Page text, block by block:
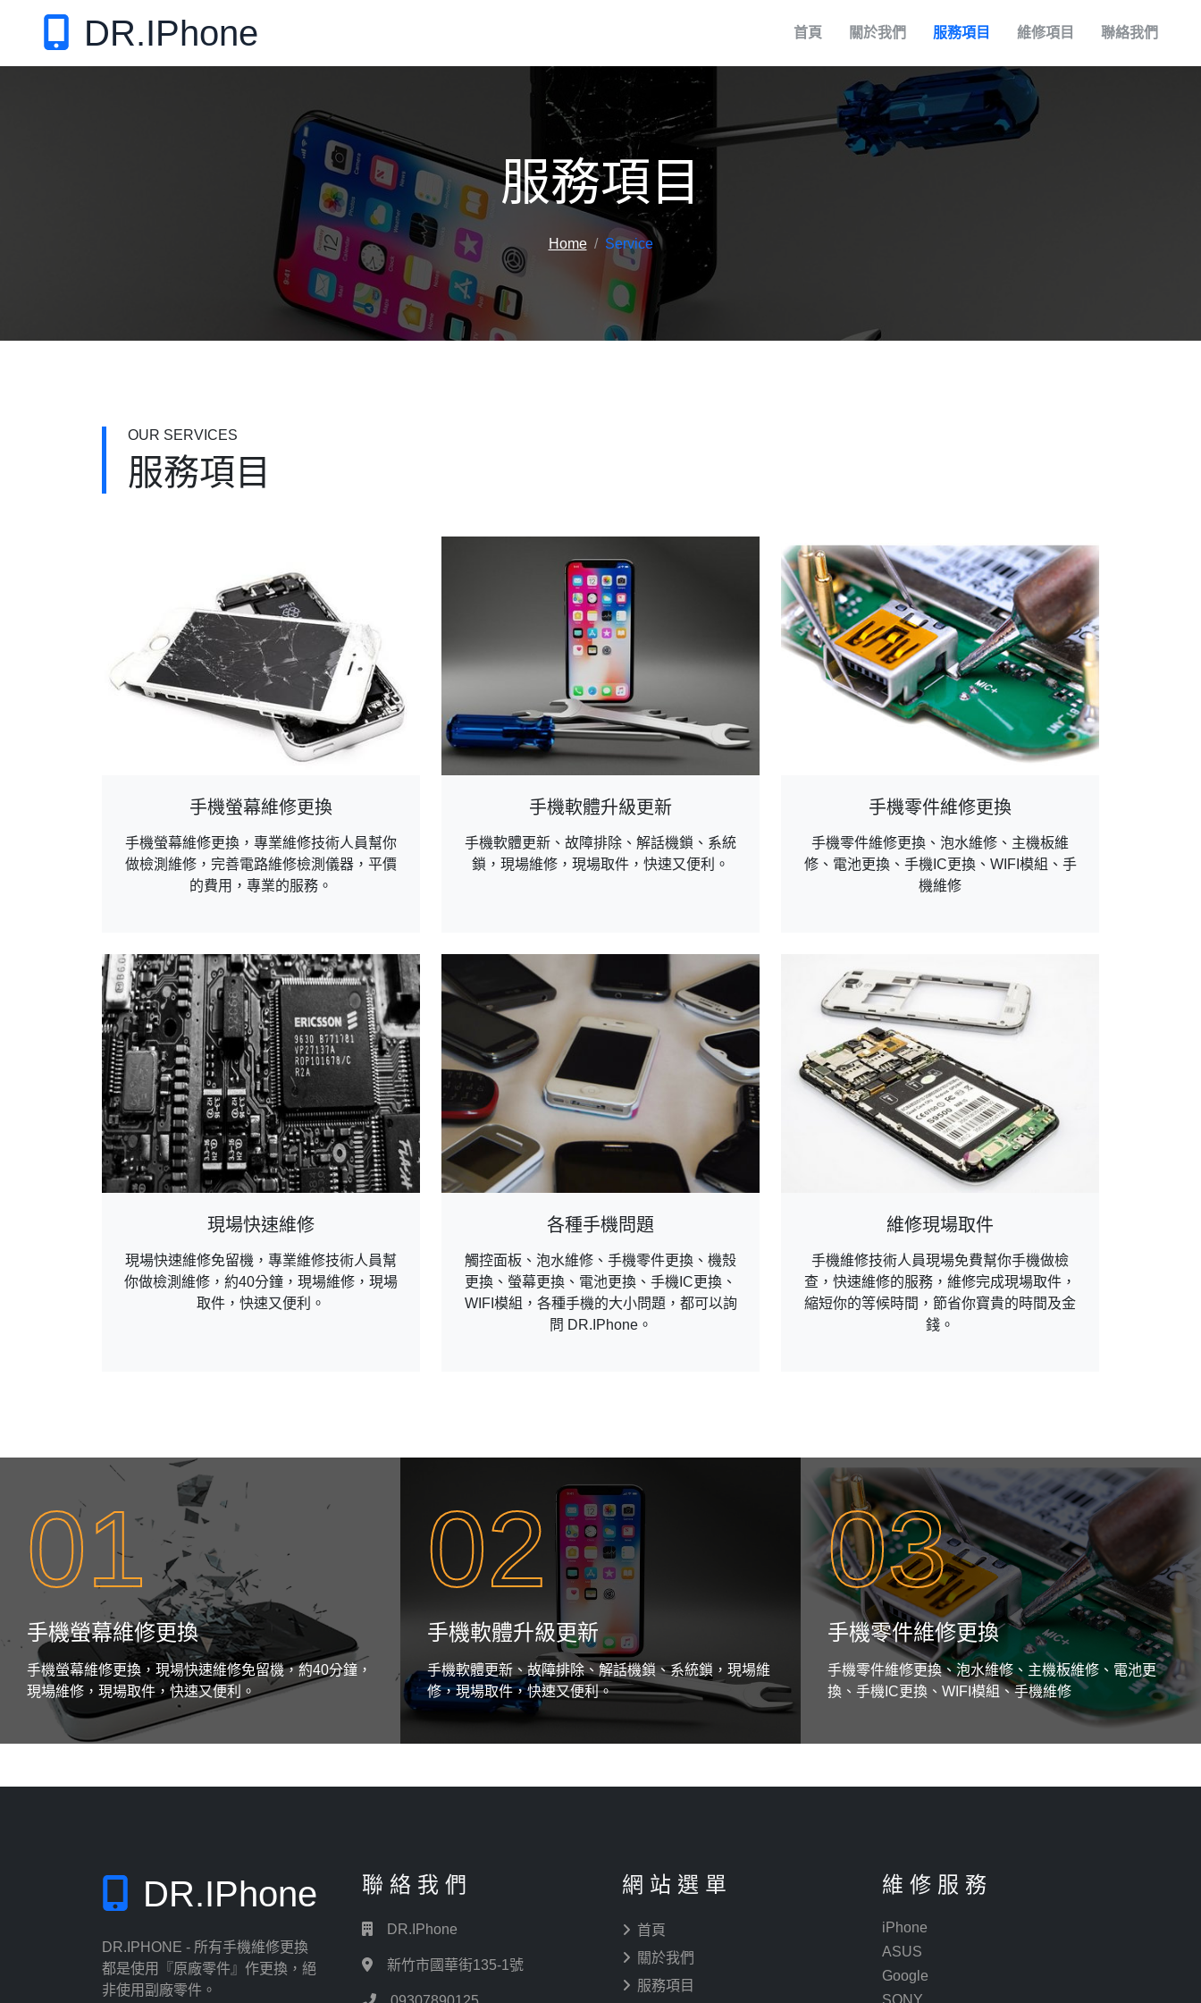
DR.IPhone 首頁 關於我們 服務項目 維修項目 聯絡我們
服務項目
Home Service
OUR SERVICES
服務項目
手機螢幕維修更換
手機螢幕維修更換，專業維修技術人員幫你
做檢測維修，完善電路維修檢測儀器，平價
的費用，專業的服務。
手機軟體升級更新
手機軟體更新、故障排除、解話機鎖、系統
鎖，現場維修，現場取件，快速又便利。
手機零件維修更換
手機零件維修更換、泡水維修、主機板維
修、電池更換、手機IC更換、WIFI模組、手
機維修
現場快速維修
現場快速維修免留機，專業維修技術人員幫
你做檢測維修，約40分鐘，現場維修，現場
取件，快速又便利。
各種手機問題
觸控面板、泡水維修、手機零件更換、機殼
更換、螢幕更換、電池更換、手機IC更換、
WIFI模組，各種手機的大小問題，都可以詢
問 DR.IPhone。
維修現場取件
手機維修技術人員現場免費幫你手機做檢
查，快速維修的服務，維修完成現場取件，
縮短你的等候時間，節省你寶貴的時間及金
錢。
01
手機螢幕維修更換
手機螢幕維修更換，現場快速維修免留機，約40分鐘，
現場維修，現場取件，快速又便利。
02
手機軟體升級更新
手機軟體更新、故障排除、解話機鎖、系統鎖，現場維
修，現場取件，快速又便利。
03
手機零件維修更換
手機零件維修更換、泡水維修、主機板維修、電池更
換、手機IC更換、WIFI模組、手機維修
DR.IPhone
DR.IPHONE - 所有手機維修更換
都是使用『原廠零件』作更換，絕
非使用副廠零件。
聯 絡 我 們
DR.IPhone
新竹市國華街135-1號
網 站 選 單
首頁
關於我們
服務項目
維 修 服 務
iPhone
ASUS
Google
SONY